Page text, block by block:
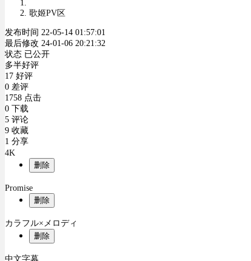
歌姬PV区
发布时间 22-05-14 01:57:01
最后修改 24-01-06 20:21:32
状态 已公开
多半好评
17 好评
0 差评
1758 点击
0 下载
5 评论
9 收藏
1 分享
4K
删除
Promise
删除
カラフル×メロディ
删除
中文字幕